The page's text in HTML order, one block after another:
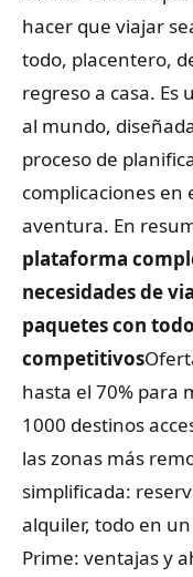
hacer que viajar
todo, placentero,
regreso a casa.
al mundo,
proceso de
complicaciones en
aventura. En
plataforma
necesidades de
paquetes con
competitivos
hasta el 70% para
1000 destinos
las zonas más
simplificada:
alquiler, todo en
Prime: ventajas y